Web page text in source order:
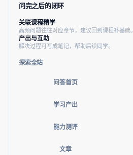
问完之后的闭环
关联课程精学
高频问题往往对应章节，建议回到课程补基础。
产出与互助
解决过程可写成笔记，帮助后续同学。
探索全站
问答首页
学习产出
能力测评
文章